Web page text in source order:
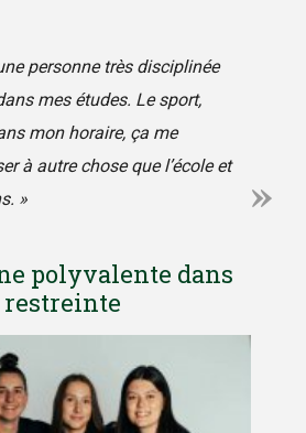
personne très disciplinée
mes études. Le sport,
mon horaire, ça me
à autre chose que l’école et
»
polyvalente dans
restreinte